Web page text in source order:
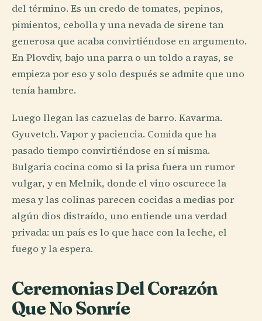
del término. Es un credo de tomates, pepinos,
pimientos, cebolla y una nevada de sirene tan
generosa que acaba convirtiéndose en argumento.
En Plovdiv, bajo una parra o un toldo a rayas, se
empieza por eso y solo después se admite que uno
tenía hambre.
Luego llegan las cazuelas de barro. Kavarma.
Gyuvetch. Vapor y paciencia. Comida que ha
pasado tiempo convirtiéndose en sí misma.
Bulgaria cocina como si la prisa fuera un rumor
vulgar, y en Melnik, donde el vino oscurece la
mesa y las colinas parecen cocidas a medias por
algún dios distraído, uno entiende una verdad
privada: un país es lo que hace con la leche, el
fuego y la espera.
Ceremonias Del Corazón
Que No Sonríe